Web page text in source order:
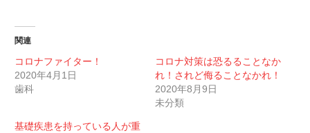
関連
コロナファイター！
2020年4月1日
歯科
コロナ対策は恐るることなか
れ！されど侮ることなかれ！
2020年8月9日
未分類
基礎疾患を持っている人が重